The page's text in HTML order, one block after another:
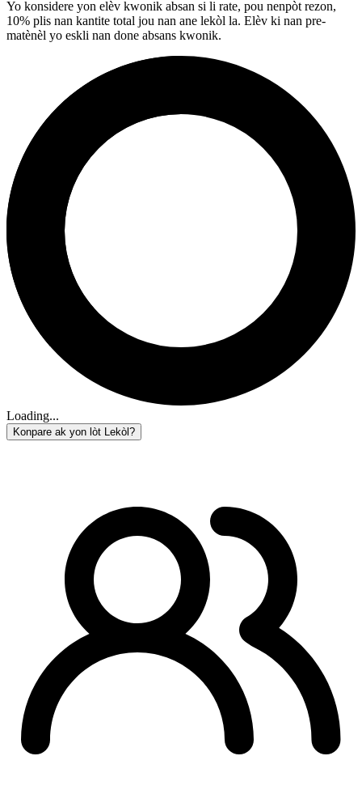
Yo konsidere yon elèv kwonik absan si li rate, pou nenpòt rezon,
10% plis nan kantite total jou nan ane lekòl la. Elèv ki nan pre-
matènèl yo eskli nan done absans kwonik.
Loading...
Konpare ak yon lòt Lekòl?